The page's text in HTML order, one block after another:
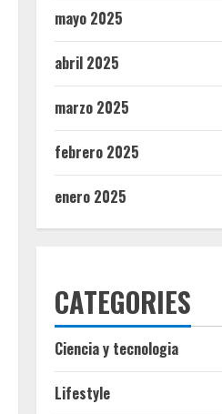
mayo 2025
abril 2025
marzo 2025
febrero 2025
enero 2025
CATEGORIES
Ciencia y tecnologia
Lifestyle